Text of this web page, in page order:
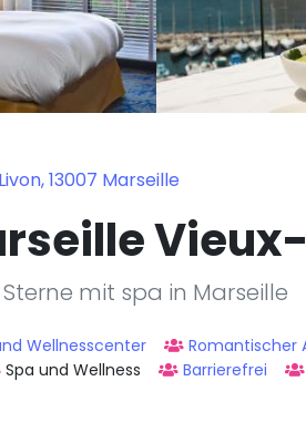
13007 Marseille
mit spa in Marseille
Wellnesscenter Romantischer
Spa und Wellness Barrierefrei